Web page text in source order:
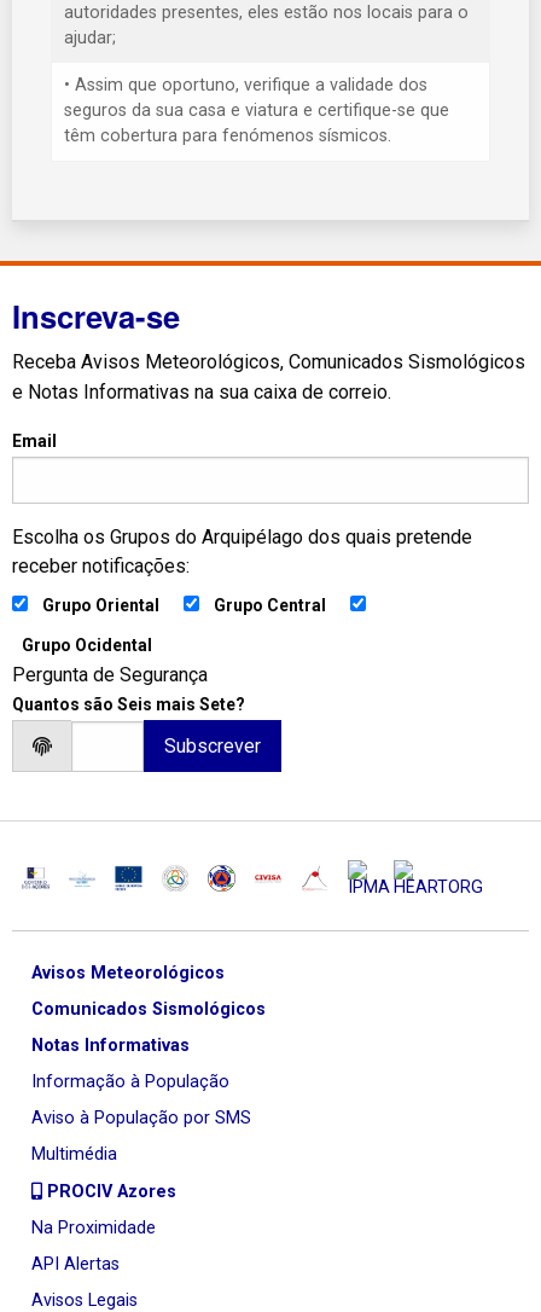
autoridades presentes, eles estão nos locais para o
ajudar;
• Assim que oportuno, verifique a validade dos
seguros da sua casa e viatura e certifique-se que
têm cobertura para fenómenos sísmicos.
Inscreva-se
Receba Avisos Meteorológicos, Comunicados Sismológicos
e Notas Informativas na sua caixa de correio.
Email
Escolha os Grupos do Arquipélago dos quais pretende
receber notificações:
Grupo Oriental Grupo Central
Grupo Ocidental
Pergunta de Segurança
Quantos são Seis mais Sete?
Avisos Meteorológicos
Comunicados Sismológicos
Notas Informativas
Informação à População
Aviso à População por SMS
Multimédia
PROCIV Azores
Na Proximidade
API Alertas
Avisos Legais